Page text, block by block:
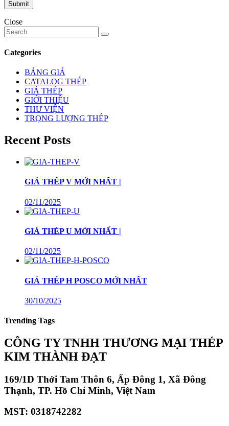
Close
Categories
BẢNG GIÁ
CATALOG THÉP
GIÁ THÉP
GIỚI THIỆU
THƯ VIỆN
TRỌNG LƯỢNG THÉP
Recent Posts
GIÁ THÉP V MỚI NHẤT |
02/11/2025
GIÁ THÉP U MỚI NHẤT |
02/11/2025
GIÁ THÉP H POSCO MỚI NHẤT
30/10/2025
Trending Tags
CÔNG TY TNHH THƯƠNG MẠI THÉP
KIM THÀNH ĐẠT
169/1D Thới Tam Thôn 6, Ấp Đông 1, Xã Đông
Thạnh, TP. Hồ Chí Minh, Việt Nam
MST: 0318742282